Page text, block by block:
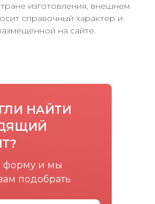
изготовления, внешнем
справочный характер и
на сайте.
НАЙТИ
форму и мы
подобрать